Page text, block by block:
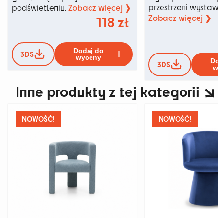
podświetleniu. Zobacz więcej ❯
118 zł
3DS
Dodaj do
wyceny
Ten
produkt
wariantów.
Opcje
wybrać
przestrzeni
Zobacz więcej ❯
3DS
Inne produkty z tej kategorii
NOWOŚĆ! NOWOŚĆ!